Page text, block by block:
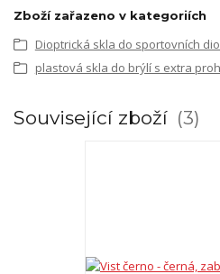
Zboží zařazeno v kategoriích
Dioptrická skla do sportovních
plastová skla do brýlí s extra
Související zboží 3